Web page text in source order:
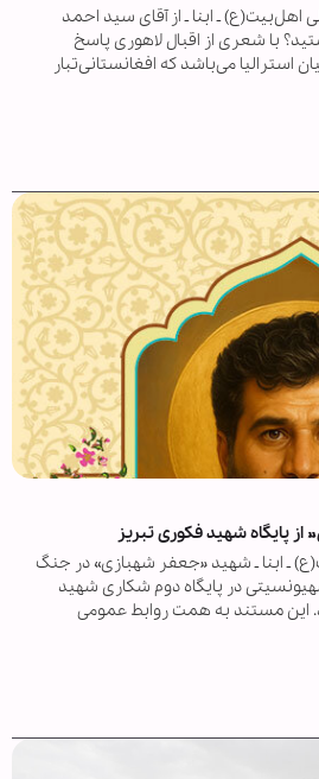
اهل‌بیت(ع) ـ ابنا ـ از آقای سید احمد
با شعری از اقبال لاهوری پاسخ
استرالیا می‌باشد که افغانستانی‌تبار
پایگاه شهید فکوری تبریز
ـ ابنا ـ شهید «جعفر شهبازی» در جنگ
در پایگاه دوم شکاری شهید
این مستند به همت روابط عمومی